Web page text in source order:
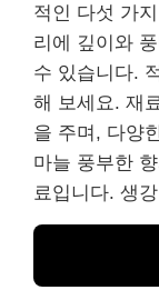
적인 다섯 가
리에 깊이와
수 있습니다.
해 보세요. 재
을 주며, 다양
마늘 풍부한
료입니다. 생